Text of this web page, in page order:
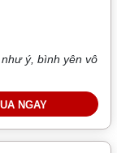
ý, bình yên vô
NGAY